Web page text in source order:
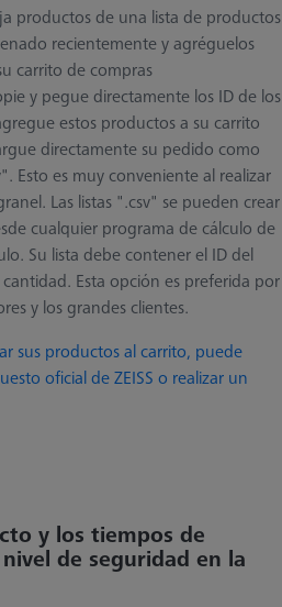
productos de una lista de productos
recientemente y agréguelos
carrito de compras
y pegue directamente los ID de los
estos productos a su carrito
directamente su pedido como
Esto es muy conveniente al realizar
Las listas ".csv" se pueden crear
cualquier programa de cálculo de
Su lista debe contener el ID del
Esta opción es preferida por
y los grandes clientes.
sus productos al carrito, puede
oficial de ZEISS o realizar un
y los tiempos de
de seguridad en la